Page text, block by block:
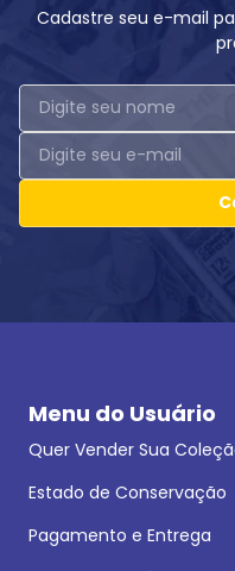
Cadastre seu e-mail
Menu do Usuário
Quer Vender Sua
Estado de Conservação
Pagamento e Entrega